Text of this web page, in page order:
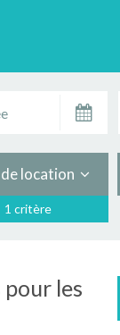
location
1 critère
les